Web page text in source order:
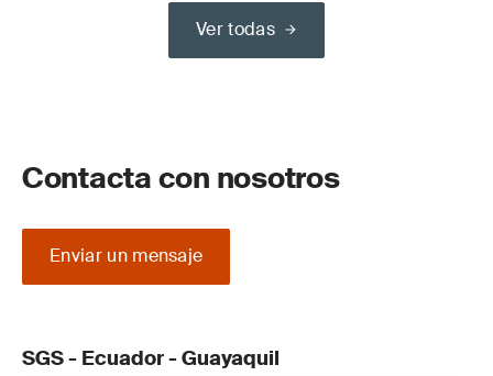
Ver todas
Contacta con nosotros
Enviar un mensaje
SGS - Ecuador - Guayaquil